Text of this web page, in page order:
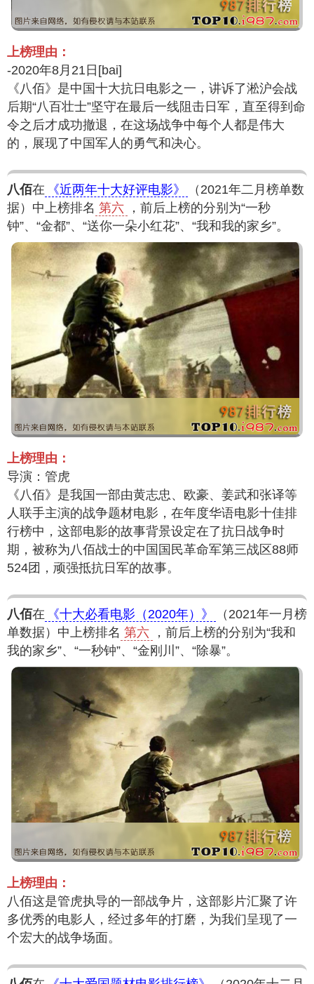
上榜理由：
-2020年8月21日[bai]
《八佰》是中国十大抗日电影之一，讲诉了淞沪会战
后期“八百壮士”坚守在最后一线阻击日军，直至得到命
令之后才成功撤退，在这场战争中每个人都是伟大
的，展现了中国军人的勇气和决心。
八佰在 《近两年十大好评电影》
（2021年二月榜单数
据）中上榜排名 第六
，前后上榜的分别为“一秒
钟”、“金都”、“送你一朵小红花”、“我和我的家乡”。
上榜理由：
导演：管虎
《八佰》是我国一部由黄志忠、欧豪、姜武和张译等
人联手主演的战争题材电影，在年度华语电影十佳排
行榜中，这部电影的故事背景设定在了抗日战争时
期，被称为八佰战士的中国国民革命军第三战区88师
524团，顽强抵抗日军的故事。
八佰在 《十大必看电影（2020年）》
（2021年一月榜
单数据）中上榜排名 第六
，前后上榜的分别为“我和
我的家乡”、“一秒钟”、“金刚川”、“除暴”。
上榜理由：
八佰这是管虎执导的一部战争片，这部影片汇聚了许
多优秀的电影人，经过多年的打磨，为我们呈现了一
个宏大的战争场面。